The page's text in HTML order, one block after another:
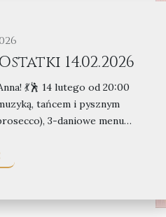
14.02.2026
💃🕺 14 lutego od 20:00
tańcem i pysznym
3-daniowe menu…